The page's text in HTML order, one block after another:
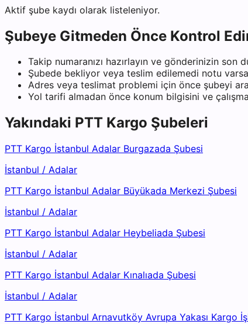
Aktif şube kaydı olarak listeleniyor.
Şubeye Gitmeden Önce Kontrol
Takip numaranızı hazırlayın ve gönderinizin son
Şubede bekliyor veya teslim edilemedi notu
Adres veya teslimat problemi için önce şubeyi
Yol tarifi almadan önce konum bilgisini ve
Yakındaki PTT Kargo Şubeleri
PTT Kargo İstanbul Adalar Burgazada Şubesi
İstanbul / Adalar
PTT Kargo İstanbul Adalar Büyükada Merkezi Şubesi
İstanbul / Adalar
PTT Kargo İstanbul Adalar Heybeliada Şubesi
İstanbul / Adalar
PTT Kargo İstanbul Adalar Kınalıada Şubesi
İstanbul / Adalar
PTT Kargo İstanbul Arnavutköy Avrupa Yakası Kargo